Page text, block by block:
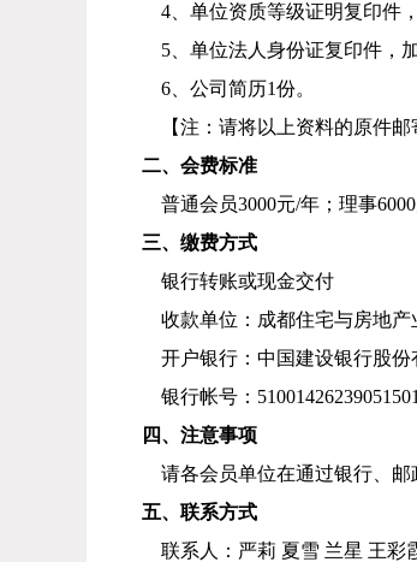
4
单位资质等级证明复印件 ，
5 、单位法人身份证复印件 ，
6 、公司简历1份。
【注：请将以上资料的原件邮
二、会费标准
普通会员3000元/年；理事6000
三、缴费方式
银行转账或现金交付
收款单位： 成都住宅与房地产
开户银行：中国建设银行股
银行帐号：
四、注意事项
请各会员单位在通过银行、邮
五、联系方式
联系人： 严莉 夏雪 兰星 王彩